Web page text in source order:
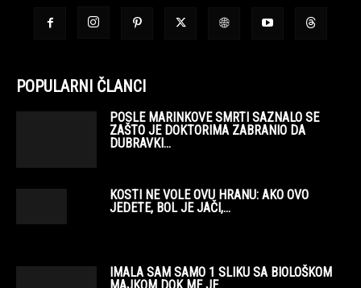
POPULARNI ČLANCI
POSLE MARINKOVE SMRTI SAZNALO SE
ZAŠTO JE DOKTORIMA ZABRANIO DA
DUBRAVKI...
KOSTI NE VOLE OVU HRANU: AKO OVO
JEDETE, BOL JE JAČI,...
IMALA SAM SAMO 1 SLIKU SA BIOLOŠKOM